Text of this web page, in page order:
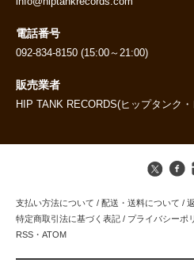
電話番号
092-834-8150 (15:00～21:00)
販売業者
HIP TANK RECORDS(ヒップタンク・
支払い方法について / 配送・送料について /
特定商取引法に基づく表記 / プライバシーポ
RSS ・ ATOM